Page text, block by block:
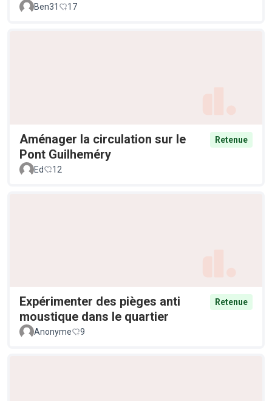
Ben31 17
Aménager la circulation sur le
Pont Guilheméry
Retenue
Ed 12
Expérimenter des pièges anti
moustique dans le quartier
Retenue
Anonyme 9